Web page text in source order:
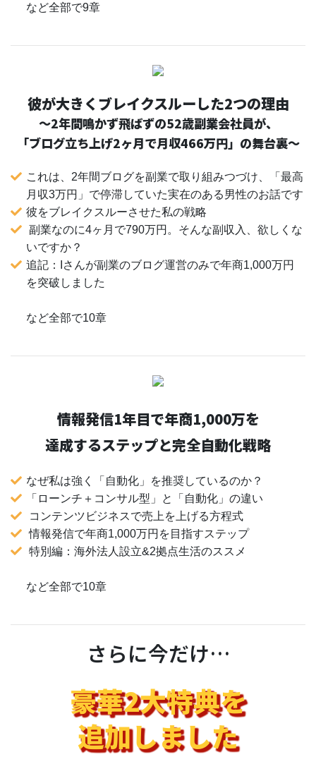
など全部で9章
彼が大きくブレイクスルーした2つの理由
〜2年間鳴かず飛ばずの52歳副業会社員が、
「ブログ立ち上げ2ヶ月で月収466万円」の舞台裏〜
これは、2年間ブログを副業で取り組みつづけ、「最高
月収3万円」で停滞していた実在のある男性のお話です
彼をブレイクスルーさせた私の戦略
副業なのに4ヶ月で790万円。そんな副収入、欲しくな
いですか？
追記：Iさんが副業のブログ運営のみで年商1,000万円
を突破しました
など全部で10章
情報発信1年目で年商1,000万を
達成するステップと完全自動化戦略
なぜ私は強く「自動化」を推奨しているのか？
「ローンチ＋コンサル型」と「自動化」の違い
コンテンツビジネスで売上を上げる方程式
情報発信で年商1,000万円を目指すステップ
特別編：海外法人設立&2拠点生活のススメ
など全部で10章
さらに今だけ…
豪華2大特典を
追加しました